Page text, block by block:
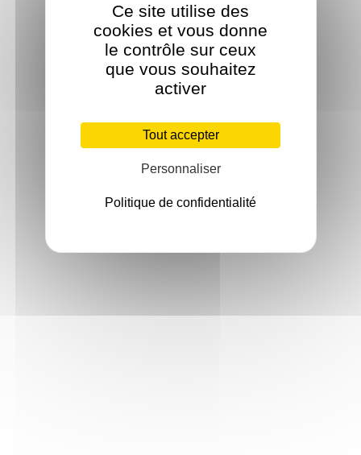
Ce site utilise des
cookies et vous donne
le contrôle sur ceux
que vous souhaitez
activer
Tout accepter
Personnaliser
Politique de confidentialité